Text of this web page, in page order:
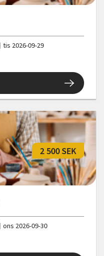
tis 2026-09-29
2 500 SEK
ons 2026-09-30